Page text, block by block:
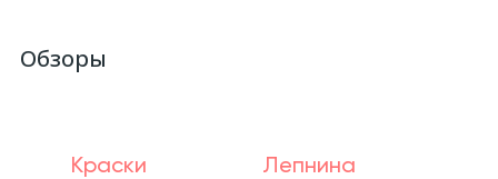
Обзоры
Краски Лепнина